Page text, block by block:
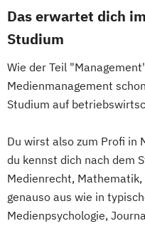
Das erwartet dich
Studium
Wie der Teil
Medienmanagement
Studium auf
Du wirst also zum Profi in
du kennst dich nach dem
Medienrecht,
genauso aus wie in
Medienpsychologie,